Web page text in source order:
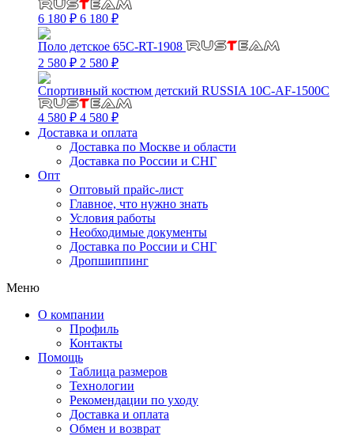
6 180 ₽ 6 180 ₽
Поло детское 65C-RT-1908
2 580 ₽ 2 580 ₽
Спортивный костюм детский RUSSIA 10C-AF-1500C
4 580 ₽ 4 580 ₽
Доставка и оплата
Доставка по Москве и области
Доставка по России и СНГ
Опт
Оптовый прайс-лист
Главное, что нужно знать
Условия работы
Необходимые документы
Доставка по России и СНГ
Дропшиппинг
Меню
О компании
Профиль
Контакты
Помощь
Таблица размеров
Технологии
Рекомендации по уходу
Доставка и оплата
Обмен и возврат